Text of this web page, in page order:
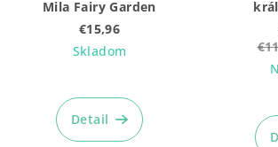
Mila Fairy Garden
€15,96
Skladom
Detail